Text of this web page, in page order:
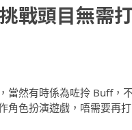
戰頭目無需
當然有時係為咗拎 Buff，
角色扮演遊戲，唔需要再打